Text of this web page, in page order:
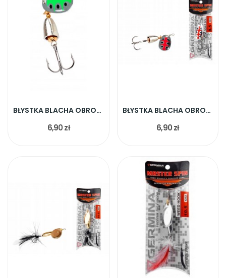
BŁYSTKA BLACHA OBROTOWA POINT BELT GR 8,5G
6,90 zł
BŁYSTKA BLACHA OBROTOWA POINT BELT RD 8,5G
6,90 zł